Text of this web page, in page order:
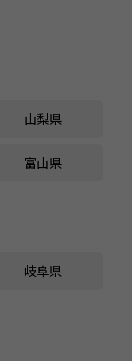
山梨県
富山県
岐阜県